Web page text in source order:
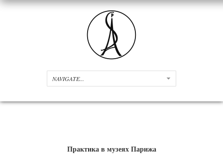
Практика в музеях Парижа